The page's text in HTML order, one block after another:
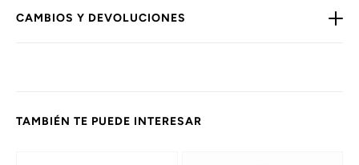
CAMBIOS Y DEVOLUCIONES
TAMBIÉN TE PUEDE INTERESAR